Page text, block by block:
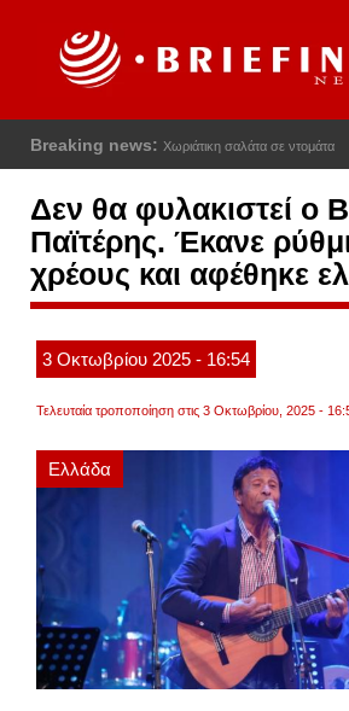
Breaking news: Χωριάτικη σαλάτα σε ντομάτα
Δεν θα φυλακιστεί ο
Παϊτέρης. Έκανε
χρέους και αφέθηκε
3 Οκτωβρίου 2025 - 16:54
Τελευταία τροποποίηση στις 3 Οκτωβρίου, 2025 -
Ελλάδα